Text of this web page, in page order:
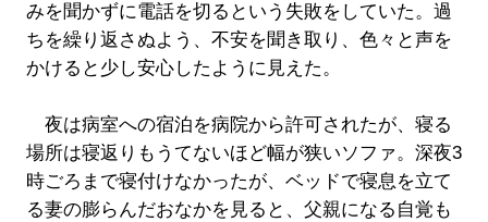
みを聞かずに電話を切るという失敗をしていた。過
ちを繰り返さぬよう、不安を聞き取り、色々と声を
かけると少し安心したように見えた。
夜は病室への宿泊を病院から許可されたが、寝る
場所は寝返りもうてないほど幅が狭いソファ。深夜3
時ごろまで寝付けなかったが、ベッドで寝息を立て
る妻の膨らんだおなかを見ると、父親になる自覚も